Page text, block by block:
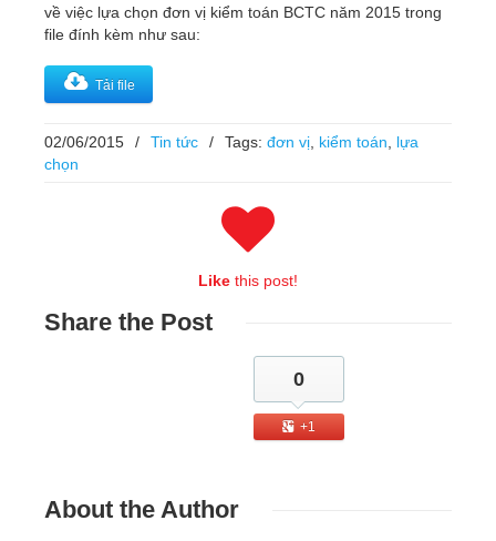
về việc lựa chọn đơn vị kiểm toán BCTC năm 2015 trong
file đính kèm như sau:
Tải file
02/06/2015 / Tin tức / Tags: đơn vị kiểm toán
lựa
chọn
Like this post!
Share the Post
0
+1
About the Author